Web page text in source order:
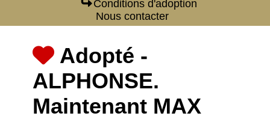
Conditions d'adoption
Nous contacter
Adopté -
ALPHONSE.
Maintenant MAX